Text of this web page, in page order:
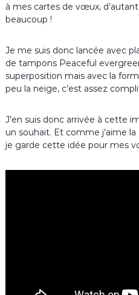
à mes cartes de vœux,
beaucoup !
Je me suis donc lancée avec
de tampons Peaceful
superposition mais avec la
peu la neige, c’est assez
J’en suis donc arrivée à cette
un souhait. Et comme j’aime
je garde cette idée pour mes